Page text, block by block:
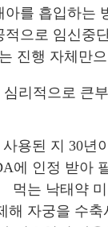
아를 흡입하는
적으로 임신중
진행 자체만
심리적으로 큰
사용된 지 30년
에 인정 받아
먹는 낙태약
해 자궁을 수